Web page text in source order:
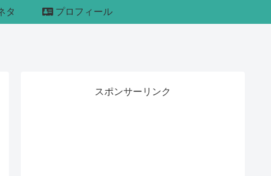
タ
プロフィール
スポンサーリンク